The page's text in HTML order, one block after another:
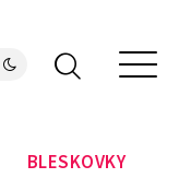
BLESKOVKY